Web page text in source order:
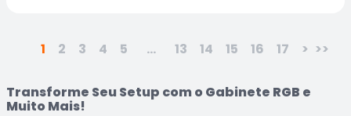
1 2 3 4 5 ... 13 14 15 16 17 > >>
Transforme Seu Setup com o Gabinete RGB e
Muito Mais!